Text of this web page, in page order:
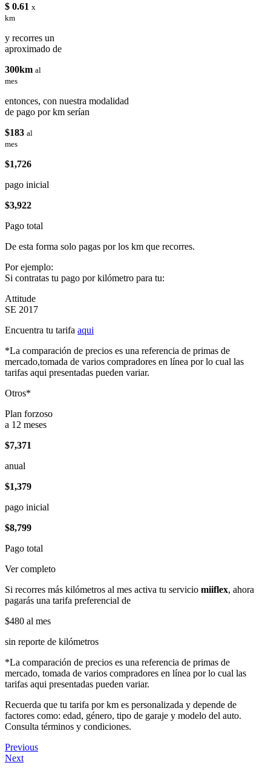
$ 0.61 x
km
y recorres un
aproximado de
300km al
mes
entonces, con nuestra modalidad
de pago por km serían
$183 al
mes
$1,726
pago inicial
$3,922
Pago total
De esta forma solo pagas por los km que recorres.
Por ejemplo:
Si contratas tu pago por kilómetro para tu:
Attitude
SE 2017
Encuentra tu tarifa aqui
*La comparación de precios es una referencia de primas de
mercado,tomada de varios compradores en línea por lo cual las
tarifas aqui presentadas pueden variar.
Otros*
Plan forzoso
a 12 meses
$7,371
anual
$1,379
pago inicial
$8,799
Pago total
Ver completo
Si recorres más kilómetros al mes activa tu servicio miiflex, ahora
pagarás una tarifa preferencial de
$480 al mes
sin reporte de kilómetros
*La comparación de precios es una referencia de primas de
mercado, tomada de varios compradores en línea por lo cual las
tarifas aqui presentadas pueden variar.
Recuerda que tu tarifa por km es personalizada y depende de
factores como: edad, género, tipo de garaje y modelo del auto.
Consulta términos y condiciones.
Previous
Next